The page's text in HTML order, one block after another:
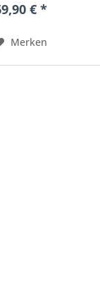
Umfang: ca.
€ *
Merken